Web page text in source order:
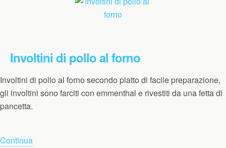
Involtini di pollo al forno
Involtini di pollo al forno secondo piatto di facile preparazione,
gli involtini sono farciti con emmenthal e rivestiti da una fetta di
pancetta.
Continua